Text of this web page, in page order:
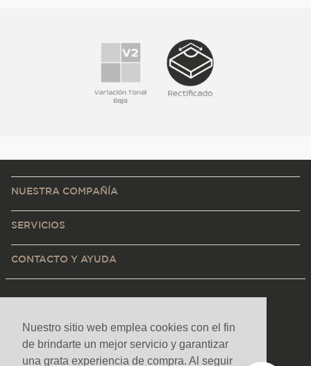
Nuestro sitio web emplea cookies con el fin
de brindarte un mejor servicio y garantizar
una grata experiencia de compra. Al seguir
NUESTRA COMPAÑÍA
SERVICIOS
CONTACTO Y AYUDA